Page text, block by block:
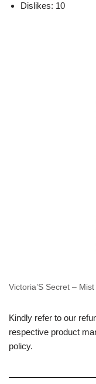
Dislikes: 10
Victoria’S Secret –
Kindly refer to our
respective product
policy.